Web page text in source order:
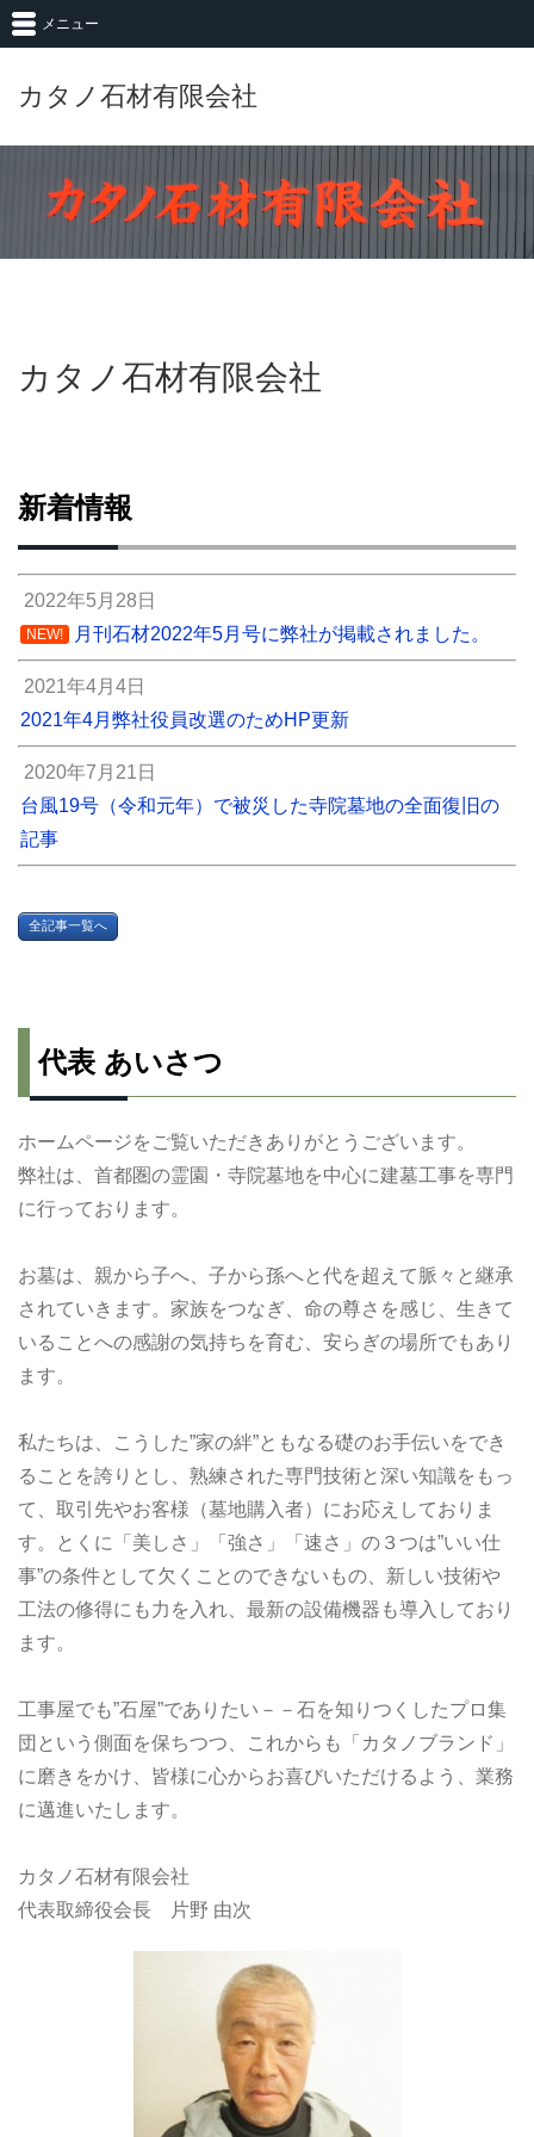
カタノ石材有限会社
メニュー
カタノ石材有限会社
新着情報
2022年5月28日
NEW! 月刊石材2022年5月号に弊社が掲載されました。
2021年4月4日
2021年4月弊社役員改選のためHP更新
2020年7月21日
台風19号（令和元年）で被災した寺院墓地の全面復旧の
記事
全記事一覧へ
代表 あいさつ
ホームページをご覧いただきありがとうございます。
弊社は、首都圏の霊園・寺院墓地を中心に建墓工事を専門
に行っております。
お墓は、親から子へ、子から孫へと代を超えて脈々と継承
されていきます。家族をつなぎ、命の尊さを感じ、生きて
いることへの感謝の気持ちを育む、安らぎの場所でもあり
ます。
私たちは、こうした”家の絆”ともなる礎のお手伝いをでき
ることを誇りとし、熟練された専門技術と深い知識をもっ
て、取引先やお客様（墓地購入者）にお応えしておりま
す。とくに「美しさ」「強さ」「速さ」の３つは”いい仕
事”の条件として欠くことのできないもの、新しい技術や
工法の修得にも力を入れ、最新の設備機器も導入しており
ます。
工事屋でも”石屋”でありたい－－石を知りつくしたプロ集
団という側面を保ちつつ、これからも「カタノブランド」
に磨きをかけ、皆様に心からお喜びいただけるよう、業務
に邁進いたします。
カタノ石材有限会社
代表取締役会長 片野 由次